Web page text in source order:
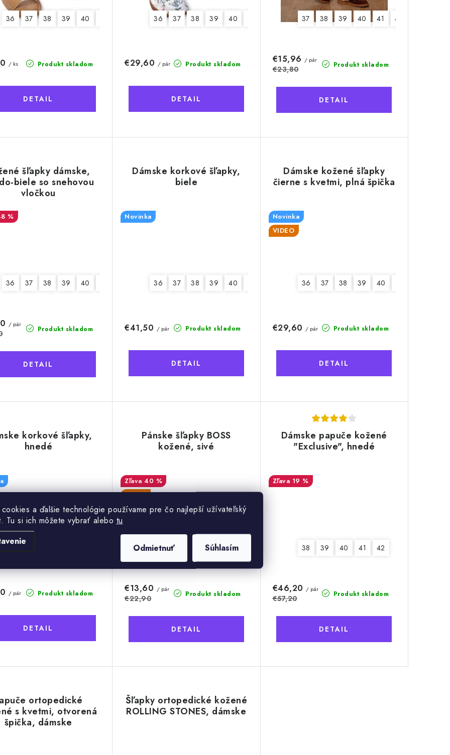
a ďalšie technológie používame pre čo najlepší užívateľský
Tu si ich môžete vybrať alebo tu
Odmietnuť Súhlasím
36 37 38 39 40
Produkt skladom
/ ks
DETAIL
36 37 38 39 40
Produkt skladom
€29,60 / pár
DETAIL
37 38 39 40 41 42
Produkt skladom
€15,96 / pár
€23,80
DETAIL
šľapky dámske,
biele so snehovou
vločkou
%
36 37 38 39 40
Produkt skladom
/ pár
DETAIL
Dámske korkové šľapky,
biele
Novinka
36 37 38 39 40
Produkt skladom
€41,50 / pár
DETAIL
Dámske kožené šľapky
čierne s kvetmi, plná špička
Novinka
VIDEO
36 37 38 39 40
Produkt skladom
€29,60 / pár
DETAIL
46
korkové šľapky,
hnedé
36
Produkt skladom
/ pár
DETAIL
Pánske šľapky BOSS
kožené, sivé
40 %
VIDEO
38 39 41 42 46
Produkt skladom
€13,60 / pár
€22,90
DETAIL
Dámske papuče kožené
"Exclusive", hnedé
19 %
38 39 40 41 42
Produkt skladom
€46,20 / pár
€57,20
DETAIL
ortopedické
s kvetmi, otvorená
špička, dámske
Šľapky ortopedické kožené
ROLLING STONES, dámske